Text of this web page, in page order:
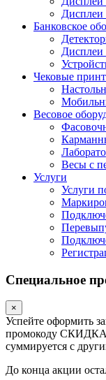
Дисплеи
Банковское
Дисплеи
Чековые
Весовое
Весы с
Услуги
Услуги
Специальное
×
Успейте оформить
промокоду
суммируется с
До конца акции